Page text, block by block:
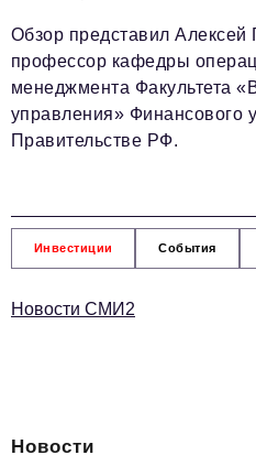
Обзор представил Алексей
профессор кафедры
менеджмента Факультета
управления» Финансового
Правительстве РФ.
Инвестиции События
Новости СМИ2
Новости